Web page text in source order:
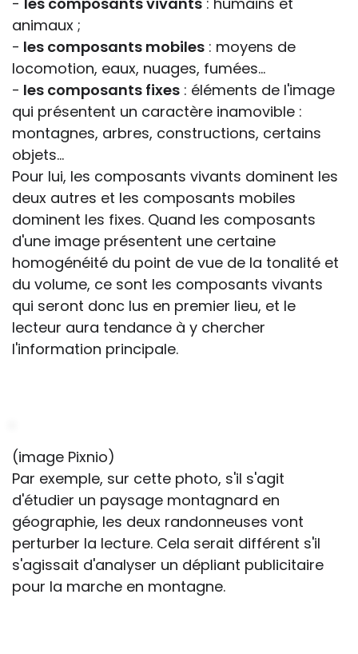
animaux ;
- les composants mobiles : moyens de
locomotion, eaux, nuages, fumées...
- les composants fixes : éléments de l'image
qui présentent un caractère inamovible :
montagnes, arbres, constructions, certains
objets...
Pour lui, les composants vivants dominent les
deux autres et les composants mobiles
dominent les fixes. Quand les composants
d'une image présentent une certaine
homogénéité du point de vue de la tonalité et
du volume, ce sont les composants vivants
qui seront donc lus en premier lieu, et le
lecteur aura tendance à y chercher
l'information principale.
(image Pixnio)
Par exemple, sur cette photo, s'il s'agit
d'étudier un paysage montagnard en
géographie, les deux randonneuses vont
perturber la lecture. Cela serait différent s'il
s'agissait d'analyser un dépliant publicitaire
pour la marche en montagne.